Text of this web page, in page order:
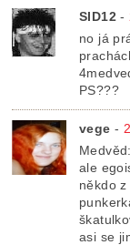
SID12 -
no já
PS???
vege -
ale
někdo
asi se